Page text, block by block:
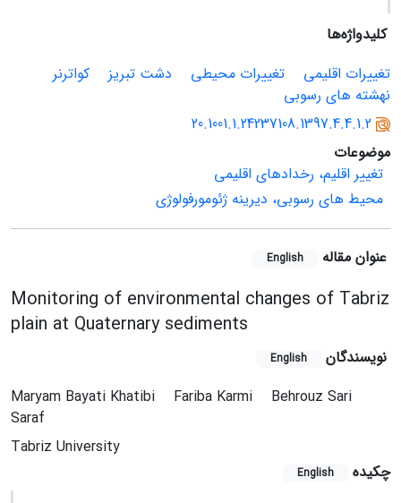
کلیدواژه‌ها
تغییرات اقلیمی
تغییرات محیطی دشت تبریز
کواترنر
نهشته های رسوبی
20.1001.1.24237108.1397.4.4.1.2
موضوعات
تغییر اقلیم، رخدادهای اقلیمی
محیط های رسوبی، دیرینه ژئومورفولوژی
عنوان مقاله English
Monitoring of environmental changes of Tabriz
plain at Quaternary sediments
نویسندگان English
Maryam Bayati Khatibi Fariba Karmi
Behrouz Sari
Saraf
Tabriz University
چکیده
English